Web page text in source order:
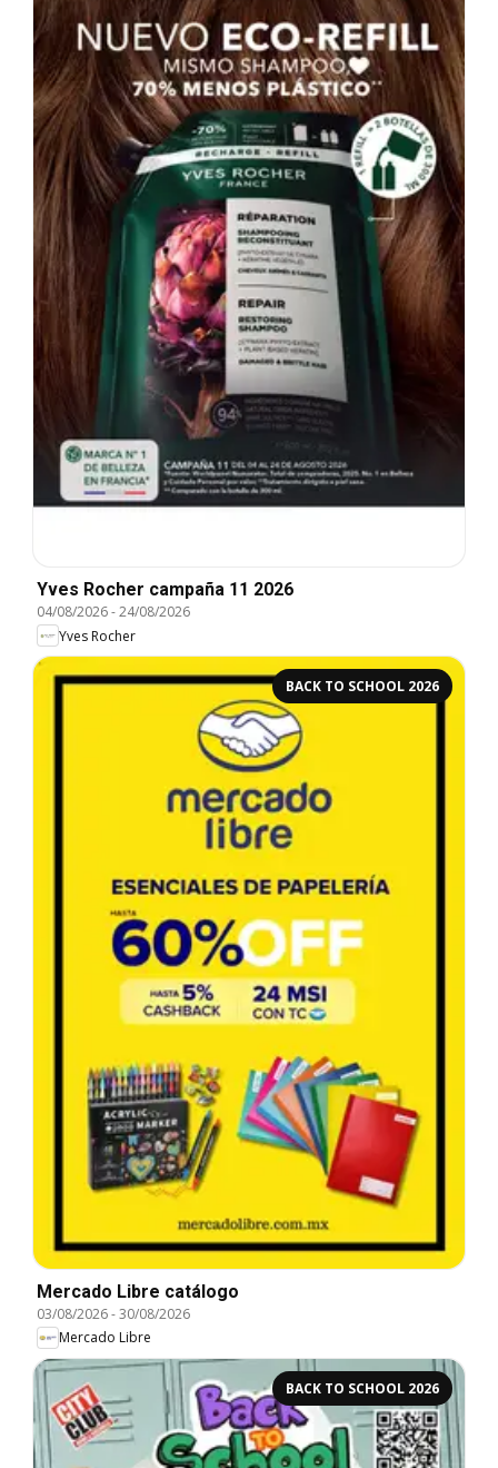
Yves Rocher campaña 11 2026
04/08/2026-24/08/2026
Yves Rocher
BACK TO SCHOOL 2026
Mercado Libre catálogo
03/08/2026-30/08/2026
Mercado Libre
BACK TO SCHOOL 2026